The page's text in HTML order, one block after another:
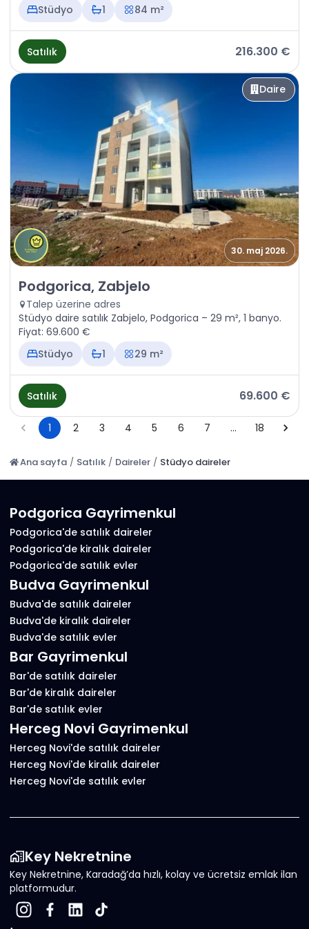
Stüdyo
1 84 m²
Satılık 216.300 €
Daire
30. maj 2026.
Satılık - Daire Podgorica, Zabjelo
Podgorica, Zabjelo
Talep üzerine adres
Stüdyo daire satılık Zabjelo, Podgorica – 29 m², 1 banyo.
Fiyat: 69.600 €
Stüdyo
1 29 m²
Satılık 69.600 €
1 2 3 4 5 6 7 … 18
Ana sayfa / Satılık / Daireler / Stüdyo daireler
Podgorica Gayrimenkul
Podgorica'de satılık daireler
Podgorica'de kiralık daireler
Podgorica'de satılık evler
Budva Gayrimenkul
Budva'de satılık daireler
Budva'de kiralık daireler
Budva'de satılık evler
Bar Gayrimenkul
Bar'de satılık daireler
Bar'de kiralık daireler
Bar'de satılık evler
Herceg Novi Gayrimenkul
Herceg Novi'de satılık daireler
Herceg Novi'de kiralık daireler
Herceg Novi'de satılık evler
Key Nekretnine
Key Nekretnine, Karadağ’da hızlı, kolay ve ücretsiz emlak ilan
platformudur.